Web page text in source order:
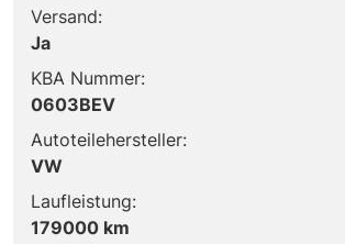
Versand:
Ja
KBA Nummer:
0603BEV
Autoteilehersteller:
VW
Laufleistung:
179000 km